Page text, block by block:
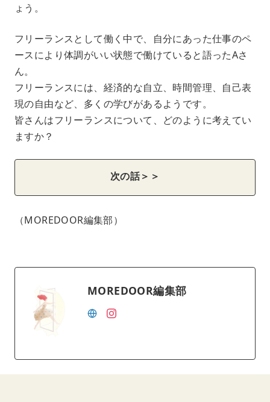
ょう。
フリーランスとして働く中で、自分にあった仕事のペ
ースにより体調がいい状態で働けていると語ったAさ
ん。
フリーランスには、経済的な自立、時間管理、自己表
現の自由など、多くの学びがあるようです。
皆さんはフリーランスについて、どのように考えてい
ますか？
次の話＞＞
（MOREDOOR編集部）
MOREDOOR編集部